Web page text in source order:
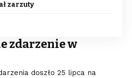
zarzuty
zdarzenie w
doszło 25 lipca na